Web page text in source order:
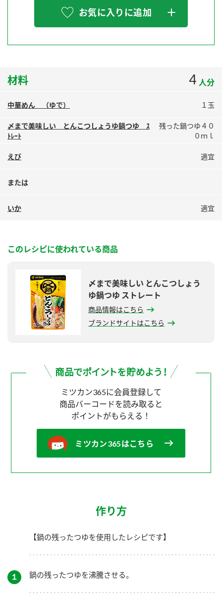
お酢を知ろう！
ぽん酢サワー
MIM（ミツカンミュージアム）
販売終了製品のご案内
よくあるご質問
地図から取り扱い店舗を探す
ミツカン公式通販
検索
お気に入りに追加
材料 4 人分
中華めん （ゆで） １玉
〆まで美味しい とんこつしょうゆ鍋つゆ ｽ
ﾄﾚｰﾄ
残った鍋つゆ４０
０ｍｌ
えび 適宜
または
いか 適宜
このレシピに使われている商品
〆まで美味しい とんこつしょう
ゆ鍋つゆ ストレート
商品情報はこちら
ブランドサイトはこちら
ミツカン365に会員登録して
商品バーコードを読み取ると
ポイントがもらえる！
ミツカン365はこちら
作り方
【鍋の残ったつゆを使用したレシピです】
１ 鍋の残ったつゆを沸騰させる。